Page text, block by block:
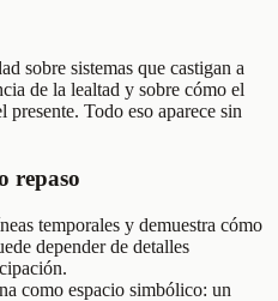
sobre sistemas que castigan a
de la lealtad y sobre cómo el
Todo eso aparece sin
repaso
temporales y demuestra cómo
depender de detalles
como espacio simbólico: un